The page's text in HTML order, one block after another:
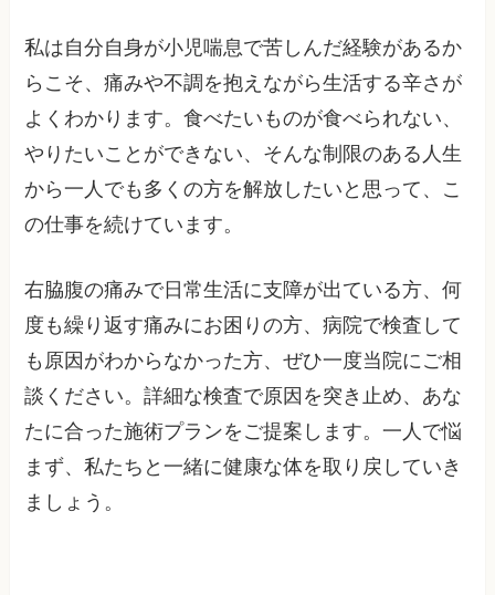
私は自分自身が小児喘息で苦しんだ経験があるか
らこそ、痛みや不調を抱えながら生活する辛さが
よくわかります。食べたいものが食べられない、
やりたいことができない、そんな制限のある人生
から一人でも多くの方を解放したいと思って、こ
の仕事を続けています。
右脇腹の痛みで日常生活に支障が出ている方、何
度も繰り返す痛みにお困りの方、病院で検査して
も原因がわからなかった方、ぜひ一度当院にご相
談ください。詳細な検査で原因を突き止め、あな
たに合った施術プランをご提案します。一人で悩
まず、私たちと一緒に健康な体を取り戻していき
ましょう。